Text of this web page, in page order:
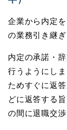
企業から内定
の業務引き継
内定の承諾・
行うようにし
ためすぐに返
どに返答する
の間に退職交